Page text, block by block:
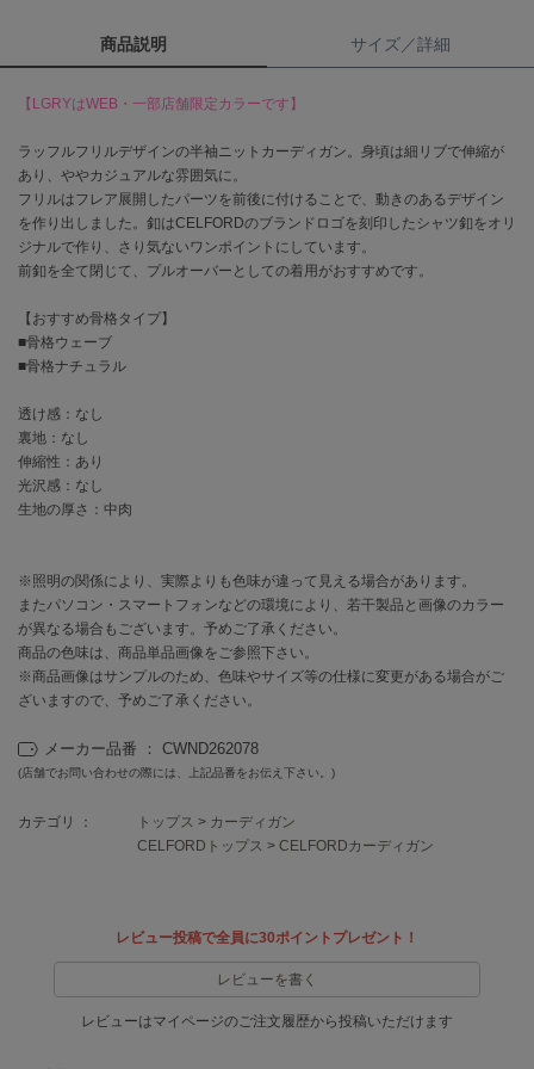
セロン
CODE A
コードエー
COLE HAAN
コール ハーン
CONVERSE
コンバース
DANSKIN
ダンスキン
emmi
エミ
emmi atelier
エミ アトリエ
emmi yoga
エミヨガ
エトレトウキョウ
商品説明 サイズ／詳細
【LGRYはWEB・一部店舗限定カラーです】
ラッフルフリルデザインの半袖ニットカーディガン。身頃は細リブで伸縮が
あり、ややカジュアルな雰囲気に。
フリルはフレア展開したパーツを前後に付けることで、動きのあるデザイン
を作り出しました。釦はCELFORDのブランドロゴを刻印したシャツ釦をオリ
ジナルで作り、さり気ないワンポイントにしています。
前釦を全て閉じて、プルオーバーとしての着用がおすすめです。
【おすすめ骨格タイプ】
■骨格ウェーブ
■骨格ナチュラル
透け感：なし
裏地：なし
伸縮性：あり
光沢感：なし
生地の厚さ：中肉
※照明の関係により、実際よりも色味が違って見える場合があります。
またパソコン・スマートフォンなどの環境により、若干製品と画像のカラー
が異なる場合もございます。予めご了承ください。
商品の色味は、商品単品画像をご参照下さい。
※商品画像はサンプルのため、色味やサイズ等の仕様に変更がある場合がご
ざいますので、予めご了承ください。
メーカー品番 ： CWND262078
(店舗でお問い合わせの際には、上記品番をお伝え下さい。)
カテゴリ ： トップス > カーディガン
CELFORDトップス > CELFORDカーディガン
レビュー投稿で全員に30ポイントプレゼント！
レビューを書く
レビューはマイページのご注文履歴から投稿いただけます